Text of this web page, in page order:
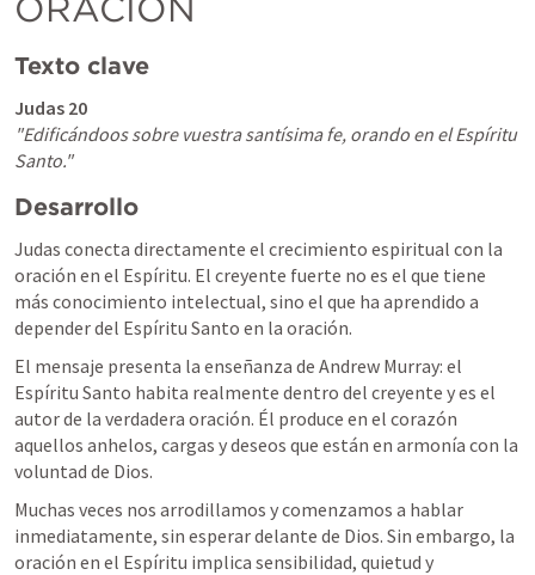
Texto clave
Judas 20
"Edificándoos sobre vuestra santísima fe, orando en el Espíritu
Santo."
Desarrollo
Judas conecta directamente el crecimiento espiritual con la
oración en el Espíritu. El creyente fuerte no es el que tiene
más conocimiento intelectual, sino el que ha aprendido a
depender del Espíritu Santo en la oración.
El mensaje presenta la enseñanza de Andrew Murray: el
Espíritu Santo habita realmente dentro del creyente y es el
autor de la verdadera oración. Él produce en el corazón
aquellos anhelos, cargas y deseos que están en armonía con la
voluntad de Dios.
Muchas veces nos arrodillamos y comenzamos a hablar
inmediatamente, sin esperar delante de Dios. Sin embargo, la
oración en el Espíritu implica sensibilidad, quietud y